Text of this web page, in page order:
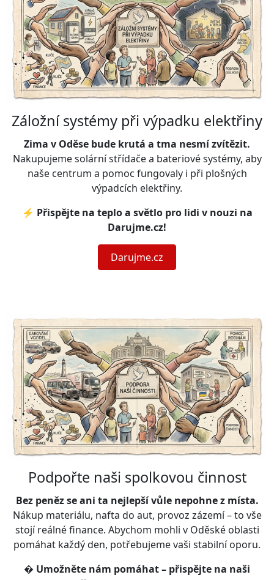
Záložní systémy při výpadku elektřiny
Zima v Oděse bude krutá a tma nesmí zvítězit.
Nakupujeme solární střídače a bateriové systémy, aby
naše centrum a pomoc fungovaly i při plošných
výpadcích elektřiny.
⚡ Přispějte na teplo a světlo pro lidi v nouzi na
Darujme.cz!
Darujme.cz
Podpořte naši spolkovou činnost
Bez peněz se ani ta nejlepší vůle nepohne z místa.
Nákup materiálu, nafta do aut, provoz zázemí – to vše
stojí reálné finance. Abychom mohli v Oděské oblasti
pomáhat každý den, potřebujeme vaši stabilní oporu.
� Umožněte nám pomáhat – přispějte na naši